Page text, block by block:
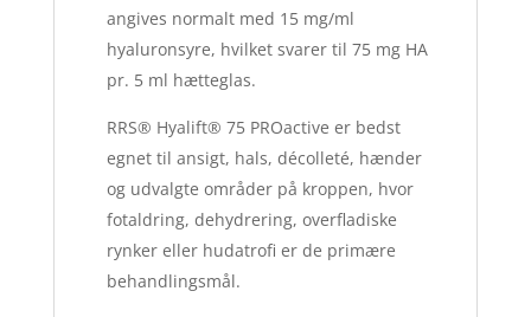
angives normalt med 15 mg/ml
hyaluronsyre, hvilket svarer til 75 mg HA
pr. 5 ml hætteglas.
RRS® Hyalift® 75 PROactive er bedst
egnet til ansigt, hals, décolleté, hænder
og udvalgte områder på kroppen, hvor
fotaldring, dehydrering, overfladiske
rynker eller hudatrofi er de primære
behandlingsmål.